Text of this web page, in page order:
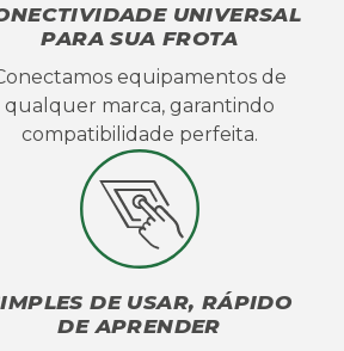
UNIVERSAL
PARA SUA FROTA
equipamentos de
qualquer marca, garantindo
compatibilidade perfeita.
DE USAR, RÁPIDO
DE APRENDER